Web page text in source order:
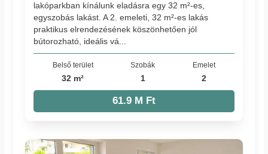
lakóparkban kínálunk eladásra egy 32 m²-es,
egyszobás lakást. A 2. emeleti, 32 m²-es lakás
praktikus elrendezésének köszönhetően jól
bútorozható, ideális vá...
Belső terület
32 m²
Szobák
1
Emelet
2
61.9 M Ft